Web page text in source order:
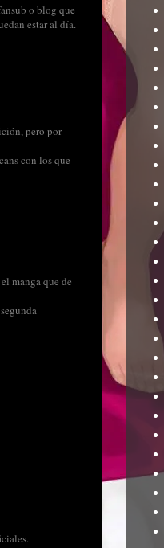
o blog que
estar al día.
pero por
con los que
manga que de